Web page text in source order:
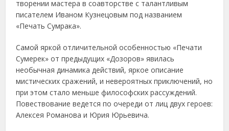
творении мастера в соавторстве с талантливым
писателем Иваном Кузнецовым под названием
«Печать Сумрака».
Самой яркой отличительной особенностью «Печати
Сумерек» от предыдущих «Дозоров» явилась
необычная динамика действий, яркое описание
мистических сражений, и невероятных приключений, но
при этом стало меньше философских рассуждений.
Повествование ведется по очереди от лиц двух героев:
Алексея Романова и Юрия Юрьевича.